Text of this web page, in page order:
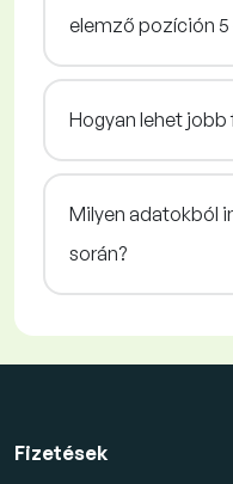
elemző pozíción
Hogyan lehet
Milyen adatokból
során?
Fizetések